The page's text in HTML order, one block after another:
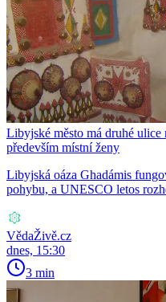
Libyjské město má druhé
především místní ženy
Libyjská oáza Ghadámis
pohybu, a UNESCO letos
VědaŽivě.cz
dnes, 15:30
3 min